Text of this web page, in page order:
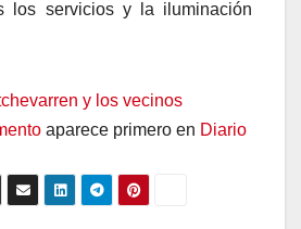
los servicios y la iluminación
y los vecinos
aparece primero en Diario